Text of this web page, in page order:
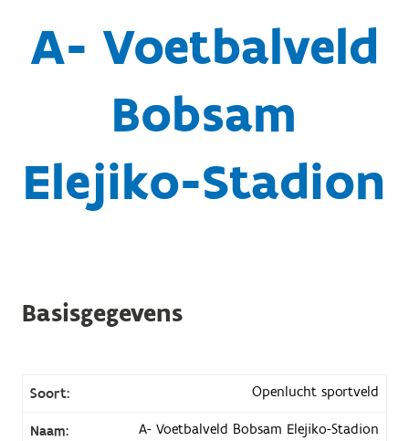
A- Voetbalveld
Bobsam
Elejiko-Stadion
Basisgegevens
Soort: Openlucht sportveld
Naam: A- Voetbalveld Bobsam Elejiko-Stadion